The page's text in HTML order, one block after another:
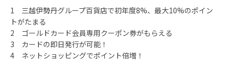
1 三越伊勢丹グループ百貨店で初年度8%、最大10%のポイン
トがたまる
2 ゴールドカード会員専用クーポン券がもらえる
3 カードの即日発行が可能！
4 ネットショッピングでポイント倍増！